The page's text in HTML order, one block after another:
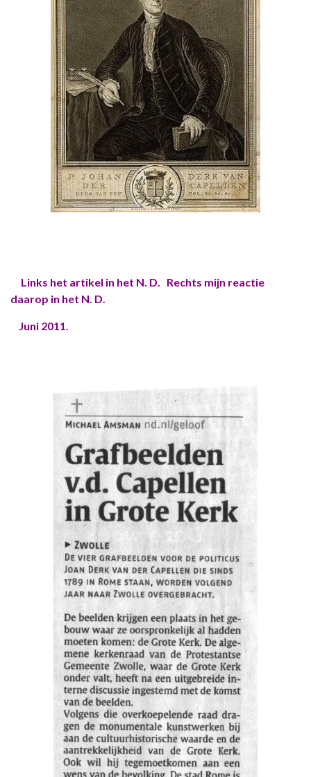
Links het artikel in het N. D. Rechts mijn reactie
daarop in het N. D.
Juni 2011.